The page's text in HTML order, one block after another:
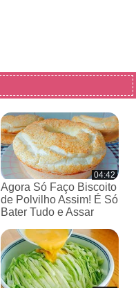
04:42
Agora Só Faço Biscoito
de Polvilho Assim! É Só
Bater Tudo e Assar